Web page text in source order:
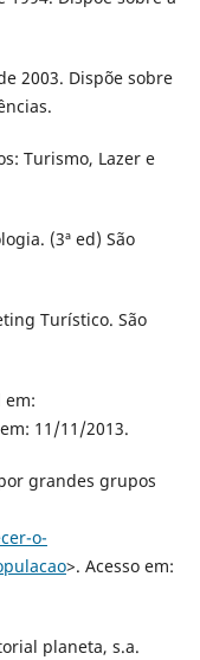
de 2003. Dispõe sobre
Turismo, Lazer e
(3ª ed) São
Turístico. São
em:
11/11/2013.
grandes grupos
o-
>. Acesso em:
planeta, s.a.